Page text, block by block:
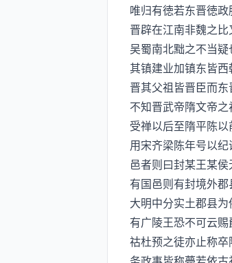
唯归有徳若东晋徳
晋辟在江南非魏之
吴蜀南北黜之不当
其镇建业加镇东皆
晋其父祖皆晋臣而
不知晋武帝隋文帝
受禅以后至隋平陈
用宋齐梁陈年号以
邑者则曰封某王某
有国邑则有封境外
大明中分实土郡县
有广陵王恐不可云
祜杜预之徒亦止称